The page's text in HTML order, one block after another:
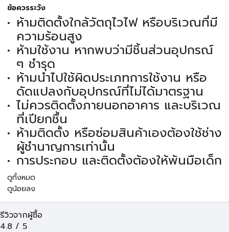
ข้อควรระวัง
ห้ามติดตั้งใกล้วัตถุไวไฟ หรือบริเวณที่มี
ความร้อนสูง
ห้ามใช้งาน หากพบว่ามีชิ้นส่วนอุปกรณ์
ๆ ชำรุด
ห้ามนำไปใช้ผิดประเภทการใช้งาน หรือ
ดัดแปลงกับอุปกรณ์ที่ไม่ได้มาตรฐาน
ไม่ควรติดตั้งภายนอกอาคาร และบริเวณ
ที่เปียกชื้น
ห้ามติดตั้ง หรือซ่อมสินค้าเองต้องใช้ช่าง
ผู้ชำนาญการเท่านั้น
การประกอบ และติดตั้งต้องให้พ้นมือเด็ก
ดูทั้งหมด
ดูน้อยลง
รีวิวจากผู้ซื้อ
4.8 / 5